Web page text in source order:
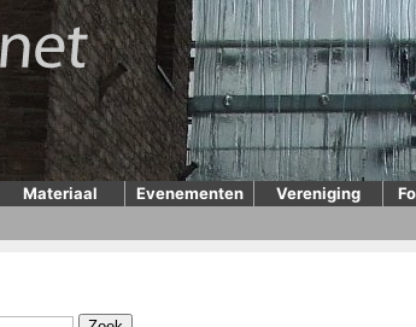
Materiaal Evenementen Vereniging